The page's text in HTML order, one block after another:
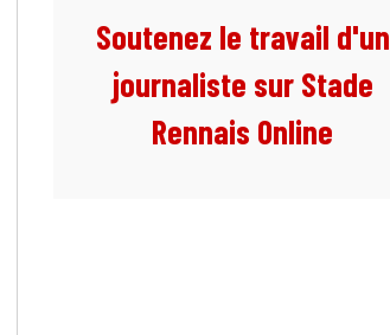
Soutenez le travail d'un
journaliste sur Stade
Rennais Online